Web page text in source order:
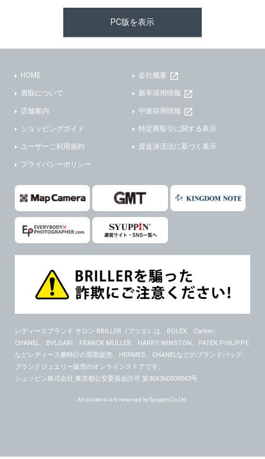
PC版を表示
HOME
買取について
店舗案内
ショッピングガイド
ユーザーご利用規約
プライバシーポリシー
会社概要
新卒採用情報
中途採用情報
特定商取引に関する表示
資金決済法に基づく表示
レディースブランド サロン BRILLER（ブリエ） は、ROLEX、Cartier、
CHANEL、BVLGARI、FRANCK MULLER、HARRY WINSTON、PATEK PHILIPPE
などレディース腕時計の買取販売、HERMES、CHANELなどのブランドバッグ、
ブランドジュエリー販売のオンラインストアです。
シュッピン株式会社 東京都公安委員会許可 第304360508043号
All contents are reserved by Syuppin Co.,Ltd.